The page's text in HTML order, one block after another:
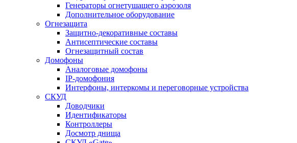
Генераторы огнетушащего аэрозоля
Дополнительное оборудование
Огнезащита
Защитно-декоративные составы
Антисептические составы
Огнезащитный состав
Домофоны
Аналоговые домофоны
IP-домофония
Интерфоны, интеркомы и переговорные устройства
СКУД
Доводчики
Идентификаторы
Контроллеры
Досмотр днища